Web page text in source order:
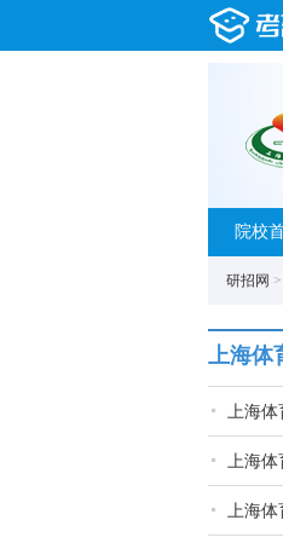
院校
研招网 >
上海体
上海
上海
上海